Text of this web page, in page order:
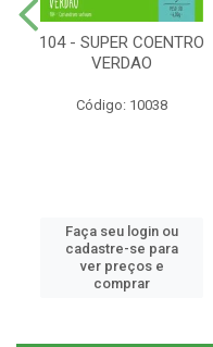
104 - SUPER COENTRO
VERDAO
Código: 10038
Faça seu login ou
cadastre-se para
ver preços e
comprar